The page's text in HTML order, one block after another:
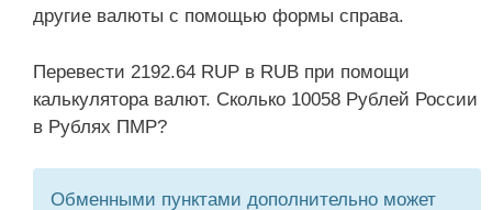
другие валюты с помощью формы справа.
Перевести 2192.64 RUP в RUB при помощи
калькулятора валют. Сколько 10058 Рублей России
в Рублях ПМР?
Обменными пунктами дополнительно может